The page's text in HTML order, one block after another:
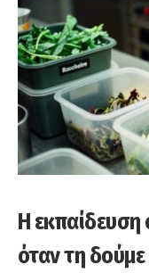
Η εκπαίδευση
όταν τη